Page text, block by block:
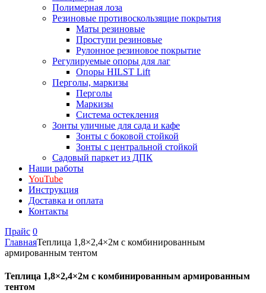
Полимерная лоза
Резиновые противоскользящие покрытия
Маты резиновые
Проступи резиновые
Рулонное резиновое покрытие
Регулируемые опоры для лаг
Опоры HILST Lift
Перголы, маркизы
Перголы
Маркизы
Система остекления
Зонты уличные для сада и кафе
Зонты с боковой стойкой
Зонты с центральной стойкой
Садовый паркет из ДПК
Наши работы
YouTube
Инструкция
Доставка и оплата
Контакты
Прайс 0
ГлавнаяТеплица 1,8×2,4×2м с комбинированным
армированным тентом
Теплица 1,8×2,4×2м с комбинированным армированным
тентом